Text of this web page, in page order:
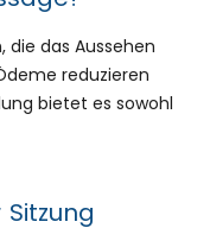
die das Aussehen
reduzieren
bietet es sowohl